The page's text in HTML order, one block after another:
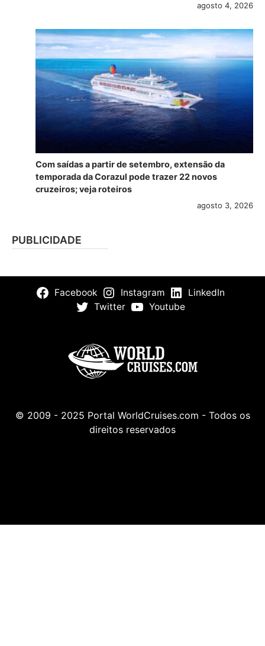
agosto 4, 2026
Com saídas a partir de setembro, extensão da
temporada da Corazul pode trazer 22 novos
cruzeiros; veja roteiros
agosto 3, 2026
PUBLICIDADE
Facebook Instagram
LinkedIn
Twitter
Youtube
© 2009 - 2025 Portal WorldCruises.com - Todos os
direitos reservados